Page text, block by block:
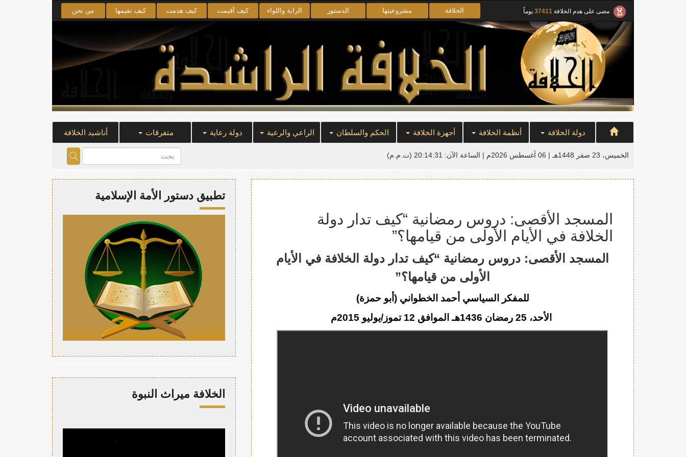
مضى على هدم الخلافة 37411 يوماً الخلافة مشروعيتها الدستور الراية واللواء كيف أقيمت كيف هدمت كيف نقيمها من نحن
دولة الخلافة أنظمة الخلافة أجهزة الخلافة الحكم والسلطان الراعي والرعية دولة رعاية متفرقات أناشيد الخلافة
الخميس، 23 صفر 1448هـ | 06 أغسطس 2026م | الساعة الآن: 20:14:32 (ت.م.م)
المسجد الأقصى: دروس رمضانية “كيف تدار دولة
الخلافة في الأيام الأولى من قيامها؟”
المسجد الأقصى: دروس رمضانية “كيف تدار دولة الخلافة في الأيام
الأولى من قيامها؟”
للمفكر السياسي أحمد الخطواني (أبو حمزة)
الأحد، 25 رمضان 1436هـ الموافق 12 تموز/يوليو 2015م
تطبيق دستور الأمة الإسلامية
الخلافة ميراث النبوة